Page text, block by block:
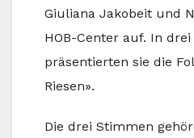
Giuliana Jakobeit und
HOB-Center auf. In
präsentierten sie die
Riesen».
Die drei Stimmen